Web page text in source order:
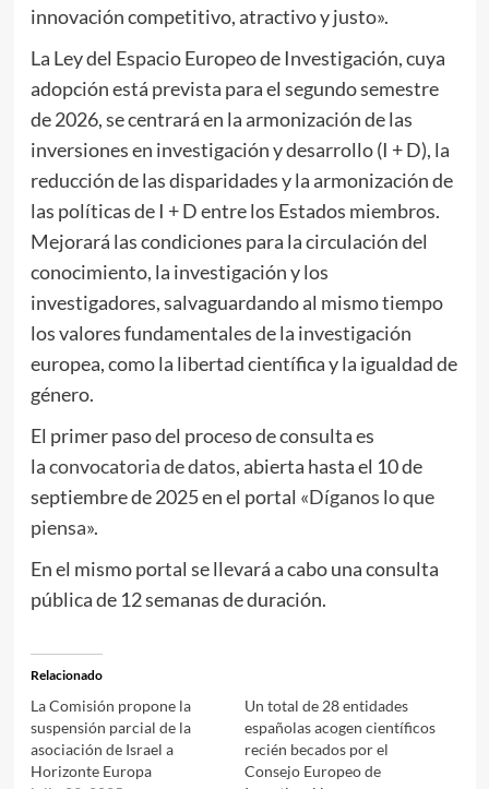
innovación competitivo, atractivo y justo».
La Ley del Espacio Europeo de Investigación, cuya
adopción está prevista para el segundo semestre
de 2026, se centrará en la armonización de las
inversiones en investigación y desarrollo (I + D), la
reducción de las disparidades y la armonización de
las políticas de I + D entre los Estados miembros.
Mejorará las condiciones para la circulación del
conocimiento, la investigación y los
investigadores, salvaguardando al mismo tiempo
los valores fundamentales de la investigación
europea, como la libertad científica y la igualdad de
género.
El primer paso del proceso de consulta es
laconvocatoria de datos,abierta hasta el 10 de
septiembre de 2025 en el portal «Díganos lo que
piensa».
En el mismo portal se llevará a cabo una consulta
pública de 12 semanas de duración.
Relacionado
La Comisión propone la
suspensión parcial de la
asociación de Israel a
Horizonte Europa
Un total de 28 entidades
españolas acogen científicos
recién becados por el
Consejo Europeo de